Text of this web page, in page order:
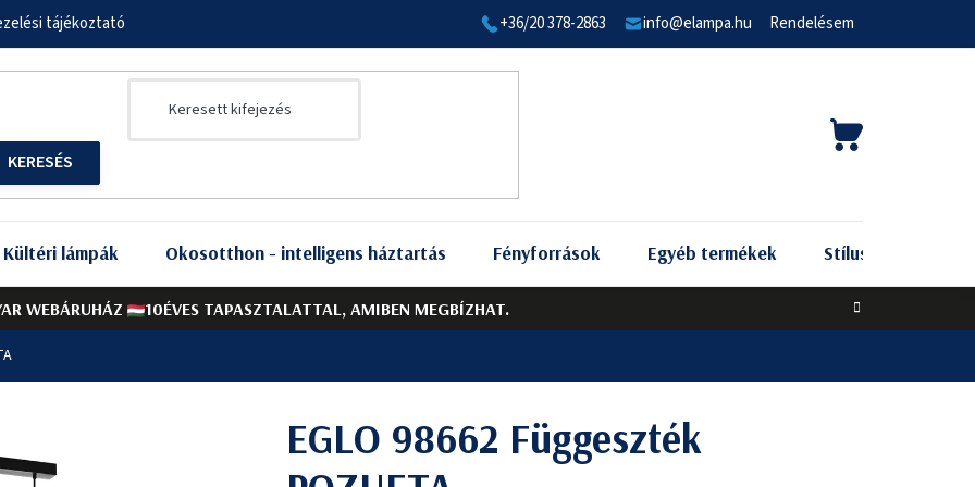
WEBÁRUHÁZ 10ÉVES TAPASZTALATTAL, AMIBEN MEGBÍZHAT.
tájékoztató +36/20 378-2863 info@elampa.hu Rendelésem
KOSÁR
Kültéri lámpák Okosotthon - intelligens háztartás Fényforrások Egyéb termékek Stílus szerint
EGLO 98662 Függeszték